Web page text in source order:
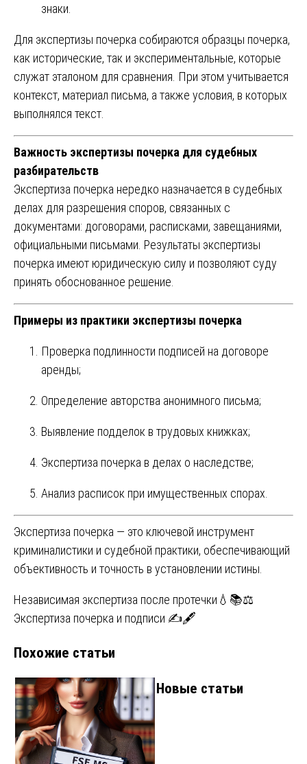
знаки.
Для экспертизы почерка собираются образцы почерка,
как исторические, так и экспериментальные, которые
служат эталоном для сравнения. При этом учитывается
контекст, материал письма, а также условия, в которых
выполнялся текст.
Важность экспертизы почерка для судебных
разбирательств
Экспертиза почерка нередко назначается в судебных
делах для разрешения споров, связанных с
документами: договорами, расписками, завещаниями,
официальными письмами. Результаты экспертизы
почерка имеют юридическую силу и позволяют суду
принять обоснованное решение.
Примеры из практики экспертизы почерка
Проверка подлинности подписей на договоре
аренды;
Определение авторства анонимного письма;
Выявление подделок в трудовых книжках;
Экспертиза почерка в делах о наследстве;
Анализ расписок при имущественных спорах.
Экспертиза почерка — это ключевой инструмент
криминалистики и судебной практики, обеспечивающий
объективность и точность в установлении истины.
Навигация
записям
Независимая экспертиза после протечки💧📚⚖️
Экспертиза почерка и подписи ✍️🖋️
Похожие статьи
Новые статьи